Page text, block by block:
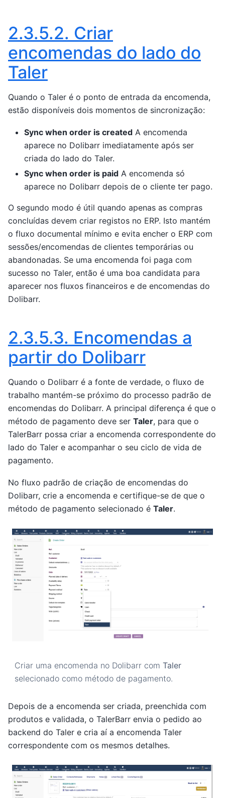
2.3.5.2. Criar
encomendas do lado do
Taler
Quando o Taler é o ponto de entrada da encomenda,
estão disponíveis dois momentos de sincronização:
Sync when order is created A encomenda
aparece no Dolibarr imediatamente após ser
criada do lado do Taler.
Sync when order is paid A encomenda só
aparece no Dolibarr depois de o cliente ter pago.
O segundo modo é útil quando apenas as compras
concluídas devem criar registos no ERP. Isto mantém
o fluxo documental mínimo e evita encher o ERP com
sessões/encomendas de clientes temporárias ou
abandonadas. Se uma encomenda foi paga com
sucesso no Taler, então é uma boa candidata para
aparecer nos fluxos financeiros e de encomendas do
Dolibarr.
2.3.5.3. Encomendas a
partir do Dolibarr
Quando o Dolibarr é a fonte de verdade, o fluxo de
trabalho mantém-se próximo do processo padrão de
encomendas do Dolibarr. A principal diferença é que o
método de pagamento deve ser Taler, para que o
TalerBarr possa criar a encomenda correspondente do
lado do Taler e acompanhar o seu ciclo de vida de
pagamento.
No fluxo padrão de criação de encomendas do
Dolibarr, crie a encomenda e certifique-se de que o
método de pagamento selecionado é Taler.
Criar uma encomenda no Dolibarr com Taler
selecionado como método de pagamento.
Depois de a encomenda ser criada, preenchida com
produtos e validada, o TalerBarr envia o pedido ao
backend do Taler e cria aí a encomenda Taler
correspondente com os mesmos detalhes.